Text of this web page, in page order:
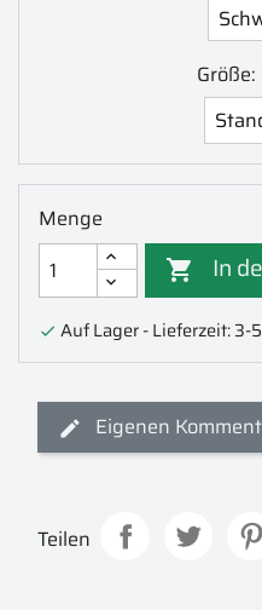
Menge
 In
 Auf Lager - Lieferzeit: 3-
Eigenen
Teilen